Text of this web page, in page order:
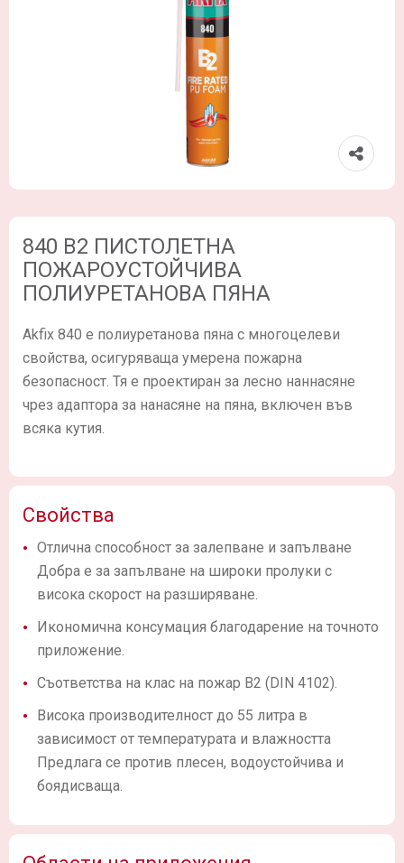
840 B2 ПИСТОЛЕТНА
ПОЖАРОУСТОЙЧИВА
ПОЛИУРЕТАНОВА ПЯНА
Akfix 840 е полиуретанова пяна с многоцелеви
свойства, осигуряваща умерена пожарна
безопасност. Тя е проектиран за лесно наннасяне
чрез адаптора за нанасяне на пяна, включен във
всяка кутия.
Свойства
Отлична способност за залепване и запълване
Добра е за запълване на широки пролуки с
висока скорост на разширяване.
Икономична консумация благодарение на точното
приложение.
Съответства на клас на пожар B2 (DIN 4102).
Висока производителност до 55 литра в
зависимост от температурата и влажността
Предлага се против плесен, водоустойчива и
боядисваща.